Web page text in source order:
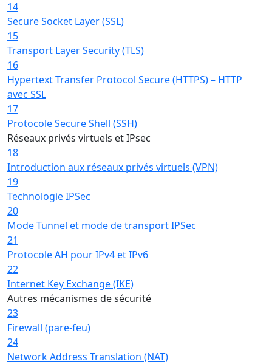
14
Secure Socket Layer (SSL)
15
Transport Layer Security (TLS)
16
Hypertext Transfer Protocol Secure (HTTPS) – HTTP
avec SSL
17
Protocole Secure Shell (SSH)
Réseaux privés virtuels et IPsec
18
Introduction aux réseaux privés virtuels (VPN)
19
Technologie IPSec
20
Mode Tunnel et mode de transport IPSec
21
Protocole AH pour IPv4 et IPv6
22
Internet Key Exchange (IKE)
Autres mécanismes de sécurité
23
Firewall (pare-feu)
24
Network Address Translation (NAT)